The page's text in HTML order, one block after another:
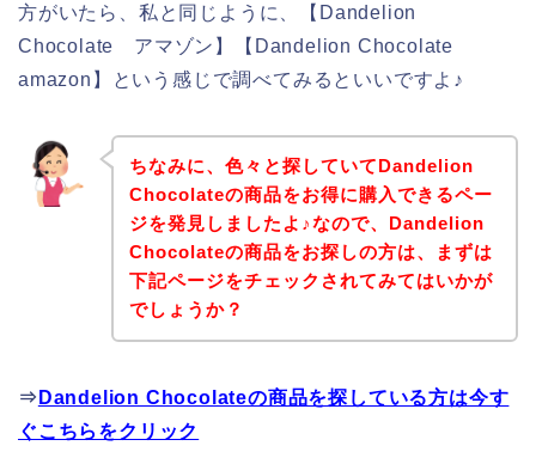
方がいたら、私と同じように、【Dandelion
Chocolate アマゾン】【Dandelion Chocolate
amazon】という感じで調べてみるといいですよ♪
ちなみに、色々と探していてDandelion
Chocolateの商品をお得に購入できるペー
ジを発見しましたよ♪なので、Dandelion
Chocolateの商品をお探しの方は、まずは
下記ページをチェックされてみてはいかが
でしょうか？
⇒ Dandelion Chocolateの商品を探している方は今す
ぐこちらをクリック